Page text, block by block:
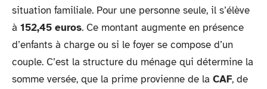
situation familiale. Pour une personne seule, il s’élève
à 152,45 euros. Ce montant augmente en présence
d’enfants à charge ou si le foyer se compose d’un
couple. C’est la structure du ménage qui détermine la
somme versée, que la prime provienne de la CAF, de